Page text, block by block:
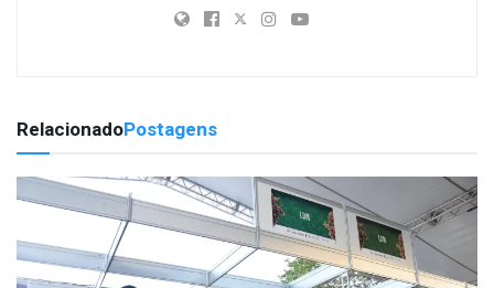
RelacionadoPostagens